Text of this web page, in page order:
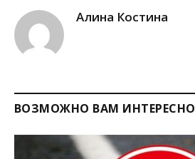
Алина Костина
ВОЗМОЖНО ВАМ ИНТЕРЕСНО